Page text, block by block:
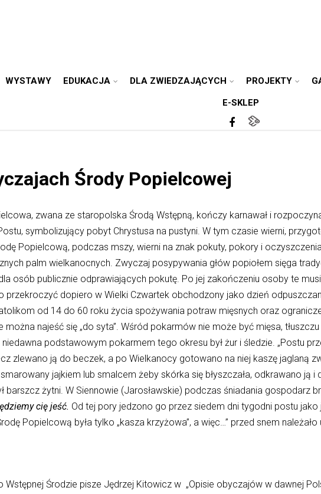
WYSTAWY EDUKACJA DLA ZWIEDZAJĄCYCH PROJEKTY
E-SKLEP
Środy Popielcowej
zwana ze staropolska Środą Wstępną, kończy karnawał i
symbolizujący pobyt Chrystusa na pustyni. W tym czasie wierni,
Popielcową, podczas mszy, wierni na znak pokuty, pokory i
palm wielkanocnych. Zwyczaj posypywania głów popiołem sięga
osób publicznie odprawiających pokutę. Po jej zakończeniu osoby te
przekroczyć dopiero w Wielki Czwartek obchodzony jako dzień
od 14 do 60 roku życia spożywania potraw mięsnych oraz
można najeść się „do syta”. Wśród pokarmów nie może być mięsa,
podstawowym pokarmem tego okresu był żur i śledzie. „Postu
zlewano ją do beczek, a po Wielkanocy gotowano na niej kaszę jaglaną
jajkiem lub smalcem żeby skórka się błyszczała, odkrawano ją
barszcz żytni. W Siennowie (Jarosławskie) podczas śniadania gospodarz
cię jeść. Od tej pory jedzono go przez siedem dni tygodni postu
Popielcową była tylko „kasza krzyżowa”, a więc…” przed snem
Wstępnej Środzie pisze Jędrzej Kitowicz w „Opisie obyczajów w dawnej